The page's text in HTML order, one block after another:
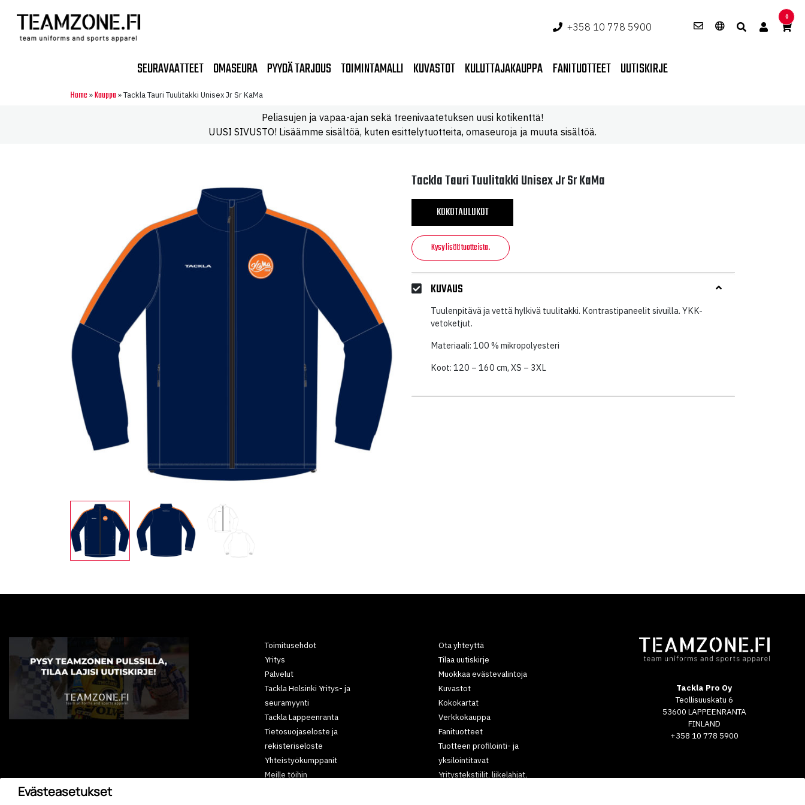
+358 10 778 5900
0
SEURAVAATTEET OMASEURA PYYDÄ TARJOUS TOIMINTAMALLI KUVASTOT KULUTTAJAKAUPPA FANITUOTTEET UUTISKIRJE
Home»Kauppa»Tackla Tauri Tuulitakki Unisex Jr Sr KaMa
Peliasujen ja vapaa-ajan sekä treenivaatetuksen uusi kotikenttä!
UUSI SIVUSTO! Lisäämme sisältöä, kuten esittelytuotteita, omaseuroja ja muuta sisältöä.
Tackla Tauri Tuulitakki Unisex Jr Sr KaMa
KOKOTAULUKOT
Kysy lisää tuotteista.
KUVAUS
Tuulenpitävä ja vettä hylkivä tuulitakki. Kontrastipaneelit sivuilla. YKK-
vetoketjut.
Materiaali: 100 % mikropolyesteri
Koot: 120 – 160 cm, XS – 3XL
Toimitusehdot
Yritys
Palvelut
Tackla Helsinki Yritys- ja
seuramyynti
Tackla Lappeenranta
Tietosuojaseloste ja
rekisteriseloste
Yhteistyökumppanit
Meille töihin
Ota yhteyttä
Tilaa uutiskirje
Muokkaa evästevalintoja
Kuvastot
Kokokartat
Verkkokauppa
Fanituotteet
Tuotteen profilointi- ja
yksilöintitavat
Yritystekstiilit, liikelahjat,
Tackla Pro Oy
Teollisuuskatu 6
53600 LAPPEENRANTA
FINLAND
+358 10 778 5900
Evästeasetukset